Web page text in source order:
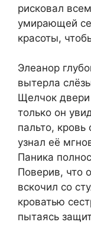
рисковал
умирающей
красоты,
Элеанор
вытерла
Щелчок двери
только он
пальто, кровь
узнал её
Паника
Поверив, что
вскочил со
кроватью
пытаясь